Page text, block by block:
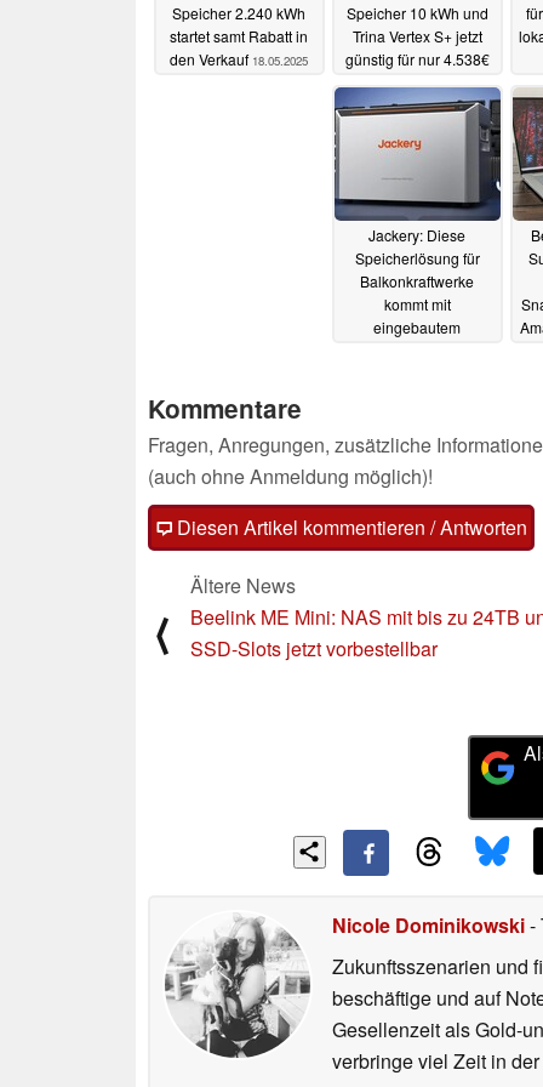
Speicher 2.240 kWh
startet samt Rabatt in
den Verkauf 18.05.2025
Speicher 10 kWh und
Trina Vertex S+ jetzt
günstig für nur 4.538€
12.05.2025
Jackery: Diese
Speicherlösung für
Balkonkraftwerke
kommt mit
eingebautem
Kommentare
Fragen, Anregungen, zusätzliche
(auch ohne Anmeldung möglich)!
Diesen Artikel kommentieren / Antworten
⟨
Ältere News
Beelink ME Mini: NAS mit bis zu 24TB
SSD-Slots jetzt vorbestellbar
Nicole Dominikowski-
Zukunftsszenarien und
beschäftige und auf
Gesellenzeit als Gold-
verbringe viel Zeit in